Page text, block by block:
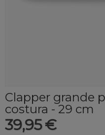
Clapper grande
costura - 29 cm
39,95 €